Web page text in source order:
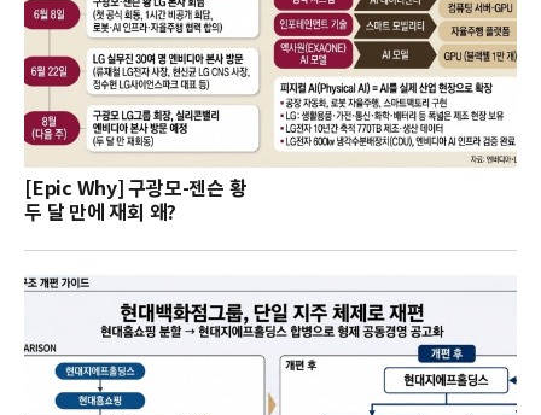
[Epic Why] 구광모-젠슨 황
두 달 만에 재회 왜?